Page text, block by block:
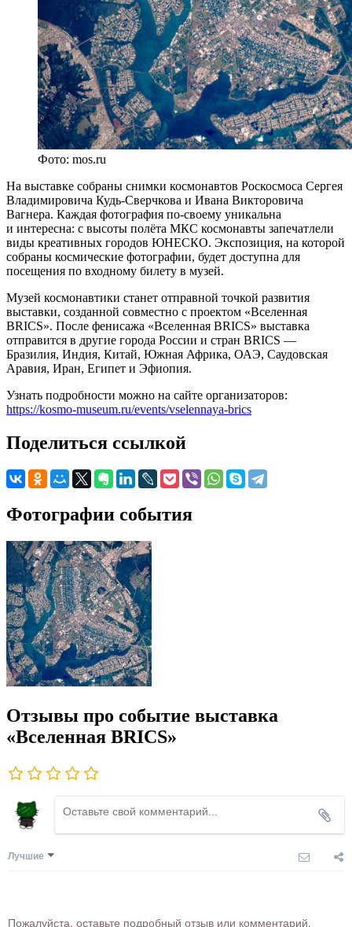
Фото: mos.ru
На выставке собраны снимки космонавтов Роскосмоса Сергея
Владимировича Кудь-Сверчкова и Ивана Викторовича
Вагнера. Каждая фотография по-своему уникальна
и интересна: с высоты полёта МКС космонавты запечатлели
виды креативных городов ЮНЕСКО. Экспозиция, на которой
собраны космические фотографии, будет доступна для
посещения по входному билету в музей.
Музей космонавтики станет отправной точкой развития
выставки, созданной совместно с проектом «Вселенная
BRICS». После фенисажа «Вселенная BRICS» выставка
отправится в другие города России и стран BRICS —
Бразилия, Индия, Китай, Южная Африка, ОАЭ, Саудовская
Аравия, Иран, Египет и Эфиопия.
Узнать подробности можно на сайте организаторов:
https://kosmo-museum.ru/events/vselennaya-brics
Поделиться ссылкой
Фотографии события
Отзывы про событие выставка
«Вселенная BRICS»
Лучшие
Пожалуйста, оставьте подробный отзыв или комментарий,